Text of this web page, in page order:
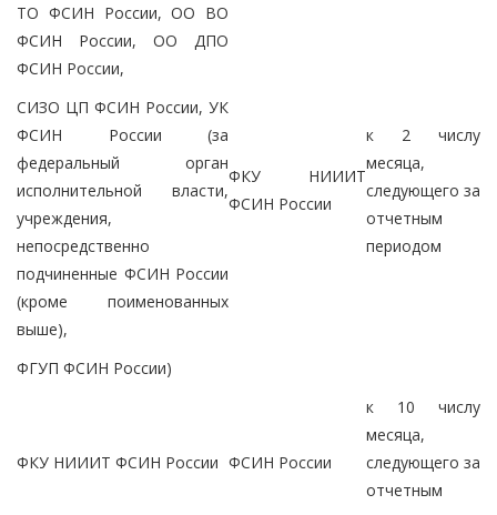
ТО ФСИН России, ОО ВО
ФСИН России, ОО ДПО
ФСИН России,
СИЗО ЦП ФСИН России, УК
ФСИН России (за
федеральный орган
исполнительной власти,
учреждения,
непосредственно
подчиненные ФСИН России
(кроме поименованных
выше),
ФГУП ФСИН России)
ФКУ НИИИТ
ФСИН России
к 2 числу
месяца,
следующего за
отчетным
периодом
ФКУ НИИИТ ФСИН России ФСИН России
к 10 числу
месяца,
следующего за
отчетным